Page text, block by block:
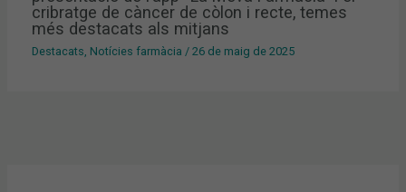
cribratge de càncer de còlon i recte, temes
més destacats als mitjans
Destacats Notícies farmàcia /26 de maig de 2025